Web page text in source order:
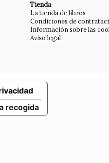
Tienda
La tienda de libros
Condiciones de
Información sobre las
Aviso legal
recogida